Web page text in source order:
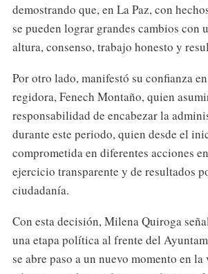
demostrando que, en La Paz, con
se pueden lograr grandes cambios con
altura, consenso, trabajo honesto y
Por otro lado, manifestó su confianza
regidora, Fenech Montaño, quien
responsabilidad de encabezar la
durante este periodo, quien desde el
comprometida en diferentes acciones
ejercicio transparente y de resultados
ciudadanía.
Con esta decisión, Milena Quiroga
una etapa política al frente del
se abre paso a un nuevo momento en